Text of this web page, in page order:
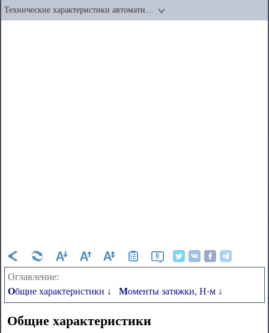
Технические характеристики автомати…
0
Оглавление:
Общие характеристики ↓
Моменты затяжки, Н·м ↓
Общие характеристики